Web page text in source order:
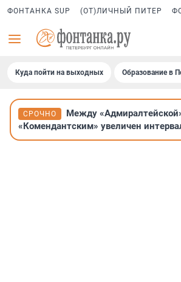
ФОНТАНКА SUP (ОТ)ЛИЧНЫЙ ПИТЕР
Куда пойти на выходных Образование в
СРОЧНО
Между
«Комендантским» увеличен